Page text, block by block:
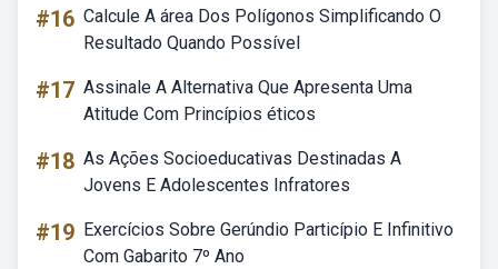
#16 Calcule A área Dos Polígonos Simplificando O
Resultado Quando Possível
#17 Assinale A Alternativa Que Apresenta Uma
Atitude Com Princípios éticos
#18 As Ações Socioeducativas Destinadas A
Jovens E Adolescentes Infratores
#19 Exercícios Sobre Gerúndio Particípio E Infinitivo
Com Gabarito 7º Ano